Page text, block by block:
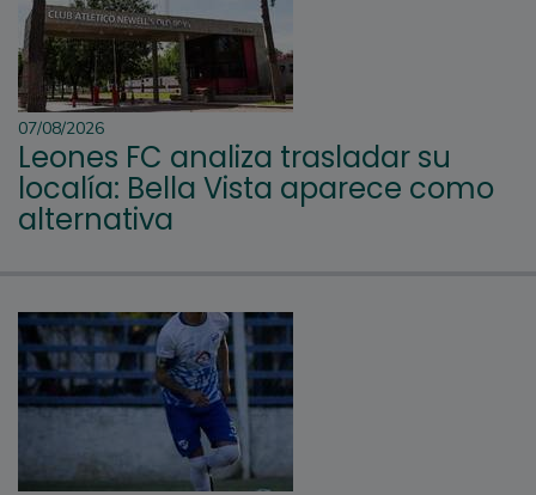
07/08/2026
Leones FC analiza trasladar su
localía: Bella Vista aparece como
alternativa